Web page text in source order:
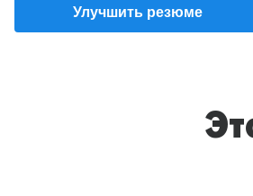
Улучшить резюме